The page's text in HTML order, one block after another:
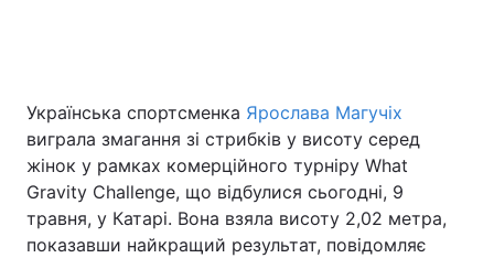
Українська спортсменка Ярослава Магучіх
виграла змагання зі стрибків у висоту серед
жінок у рамках комерційного турніру What
Gravity Challenge, що відбулися сьогодні, 9
травня, у Катарі. Вона взяла висоту 2,02 метра,
показавши найкращий результат, повідомляє